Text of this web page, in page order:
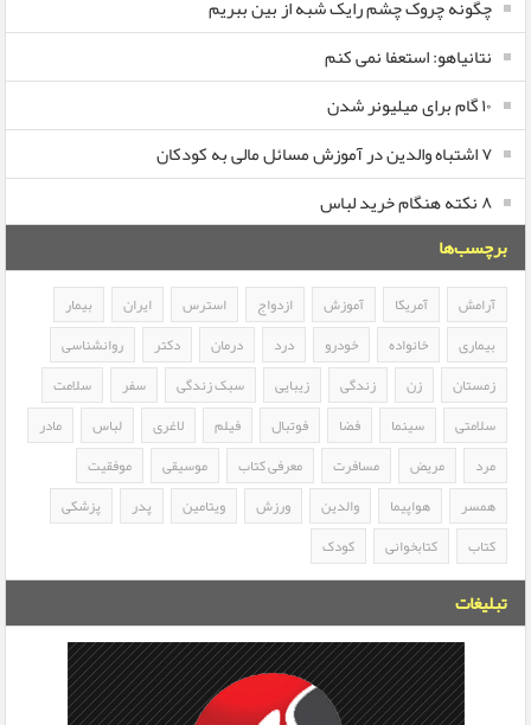
چگونه چروک چشم رایک شبه از بین ببریم
نتانیاهو: استعفا نمی کنم
۱۰ گام برای میلیونر شدن
۷ اشتباه والدین در آموزش مسائل مالی به کودکان
۸ نکته هنگام خرید لباس
برچسب‌ها
آرامش آمریکا آموزش ازدواج استرس ایران
بیمار
بیماری
خانواده خودرو درد درمان دکتر
روانشناسی
زمستان
زن زندگی زیبایی سبک زندگی سفر
سلامت
سلامتی
سینما فضا فوتبال فیلم لاغری لباس
مادر
مرد
مریض مسافرت معرفی کتاب موسیقی
موفقیت
همسر
هواپیما والدین ورزش ویتامین پدر
پزشکی
کتاب
کتابخوانی کودک
تبلیغات